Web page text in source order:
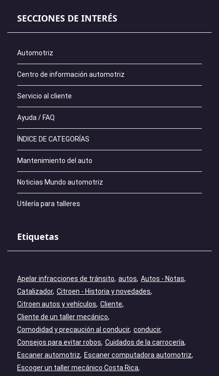
SECCIONES DE INTERÉS
Automotriz
Centro de información automotriz
Servicio al cliente
Ayuda / FAQ
ÍNDICE DE CATEGORÍAS
Mantenimiento del auto
Noticias Mundo automotriz
Utilería para talleres
Etiquetas
Apelar infracciones de tránsito autos Autos - Notas
Catalizador Citroen - Historia y novedades
Citroen autos y vehículos Cliente
Cliente de un taller mecánico
Comodidad y precaución al conducir conducir
Consejos para evitar robos Cuidados de la carrocería
Escaner automotriz
Escaner computadora automotriz
Escoger un taller mecánico Costa Rica